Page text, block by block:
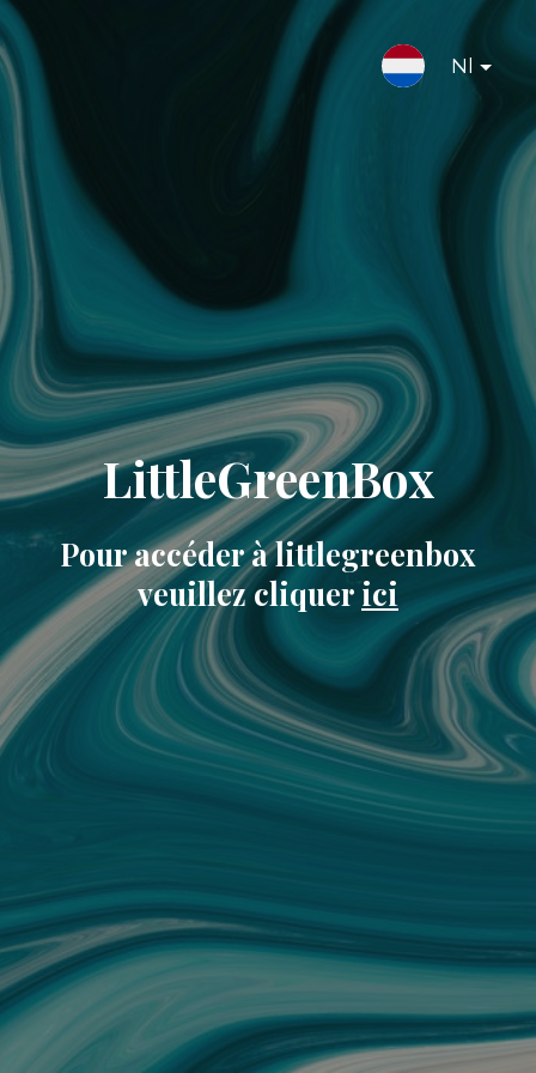
Nl
LittleGreenBox
Pour accéder à littlegreenbox
veuillez cliquer ici